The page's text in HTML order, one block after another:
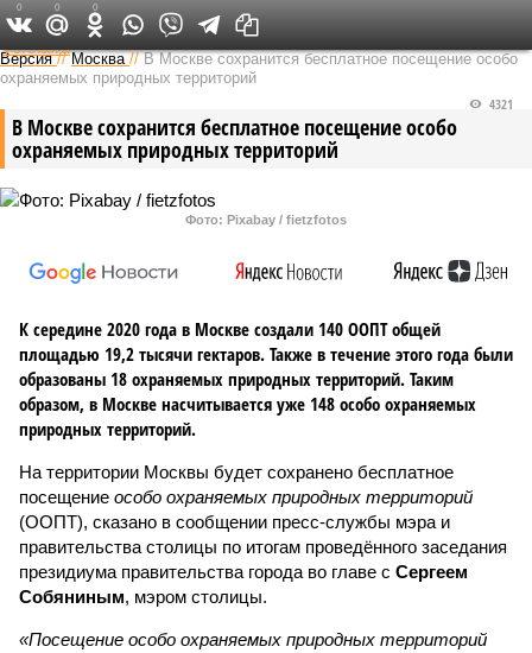
Федеральный выпуск
Версия //Москва //В Москве сохранится бесплатное посещение особо
охраняемых природных территорий
В Москве сохранится бесплатное посещение особо
охраняемых природных территорий
4321
Фото: Pixabay / fietzfotos
К середине 2020 года в Москве создали 140 ООПТ общей
площадью 19,2 тысячи гектаров. Также в течение этого года были
образованы 18 охраняемых природных территорий. Таким
образом, в Москве насчитывается уже 148 особо охраняемых
природных территорий.
На территории Москвы будет сохранено бесплатное
посещение особо охраняемых природных территорий
(ООПТ), сказано в сообщении пресс-службы мэра и
правительства столицы по итогам проведённого заседания
президиума правительства города во главе с Сергеем
Собяниным, мэром столицы.
«Посещение особо охраняемых природных территорий
0 0 0